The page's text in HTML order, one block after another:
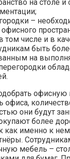
на столе
–
офисного
том числе и в
быть
на
офиса,
они будут
более
как именно к
мебель –